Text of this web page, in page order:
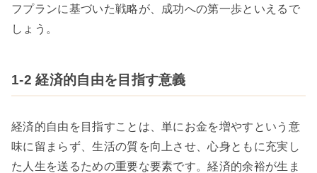
フプランに基づいた戦略が、成功への第一歩といえるで
しょう。
1-2 経済的自由を目指す意義
経済的自由を目指すことは、単にお金を増やすという意
味に留まらず、生活の質を向上させ、心身ともに充実し
た人生を送るための重要な要素です。経済的余裕が生ま